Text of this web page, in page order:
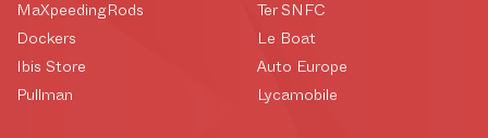
MaXpeedingRods
Dockers
Ibis Store
Pullman
Ter SNFC
Le Boat
Auto Europe
Lycamobile